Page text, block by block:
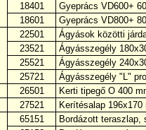
18401
Gyeprács VD600+
18601
Gyeprács VD800+
22501
Ágyások közötti
23521
Ágyásszegély
25521
Ágyásszegély
25721
Ágyásszegély "L"
26501
Kerti tipegő O 400
27521 Kerítésalap
65151
Bordázott teraszlap,